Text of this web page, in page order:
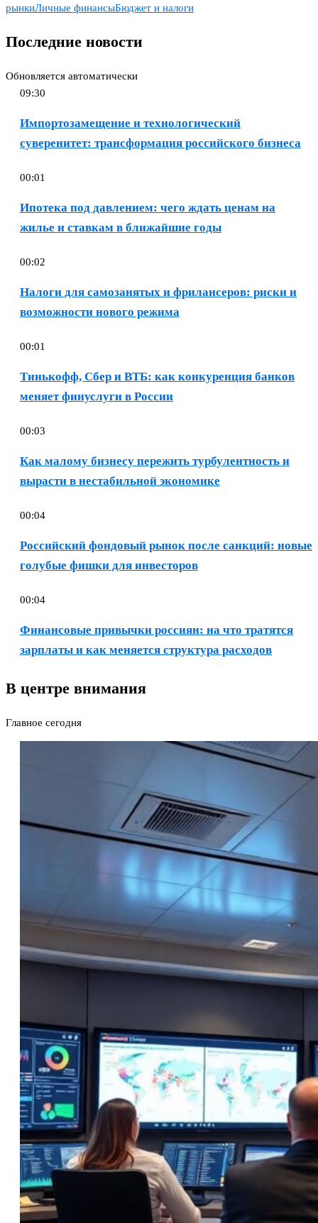
рынкиЛичные финансыБюджет и налоги
Последние новости
Обновляется автоматически
09:30
Импортозамещение и технологический
суверенитет: трансформация российского бизнеса
00:01
Ипотека под давлением: чего ждать ценам на
жилье и ставкам в ближайшие годы
00:02
Налоги для самозанятых и фрилансеров: риски и
возможности нового режима
00:01
Тинькофф, Сбер и ВТБ: как конкуренция банков
меняет финуслуги в России
00:03
Как малому бизнесу пережить турбулентность и
вырасти в нестабильной экономике
00:04
Российский фондовый рынок после санкций: новые
голубые фишки для инвесторов
00:04
Финансовые привычки россиян: на что тратятся
зарплаты и как меняется структура расходов
В центре внимания
Главное сегодня